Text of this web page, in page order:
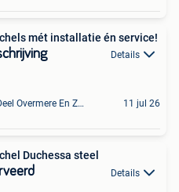
mét installatie én service!
Details
Lokeren+Deel Overmere En Zele 11 jul 26
Duchessa steel
Details